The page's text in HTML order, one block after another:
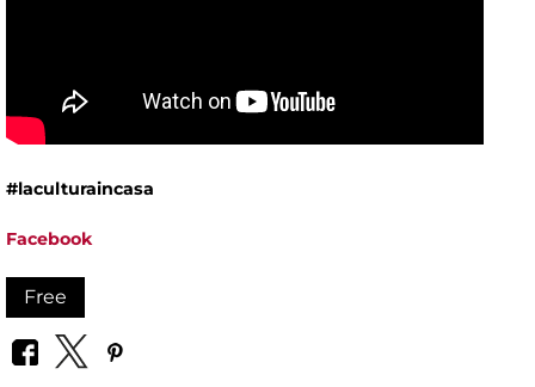
#laculturaincasa
Facebook
Free